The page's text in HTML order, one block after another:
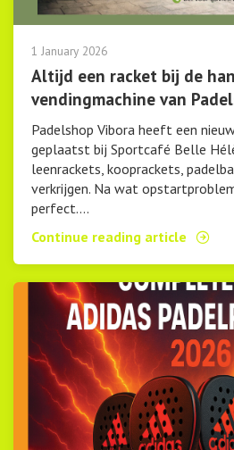
1 January 2026
Altijd een racket bij de
vendingmachine van
Padelshop Vibora heeft een
geplaatst bij Sportcafé Belle
leenrackets, kooprackets,
verkrijgen. Na wat
perfect....
Continue reading article